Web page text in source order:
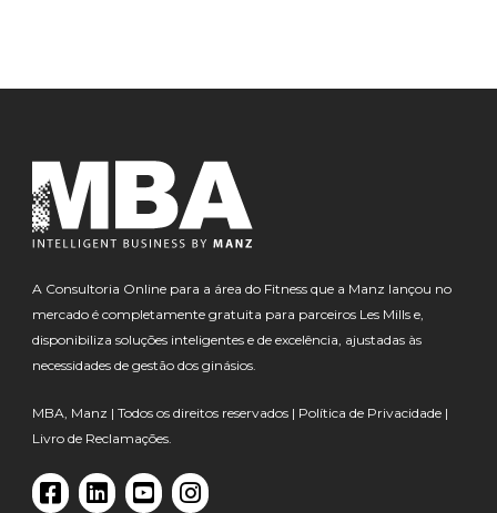
A Consultoria Online para a área do Fitness que a Manz lançou no
mercado é completamente gratuita para parceiros Les Mills e,
disponibiliza soluções inteligentes e de excelência, ajustadas às
necessidades de gestão dos ginásios.
MBA, Manz | Todos os direitos reservados | Política de Privacidade |
Livro de Reclamações.